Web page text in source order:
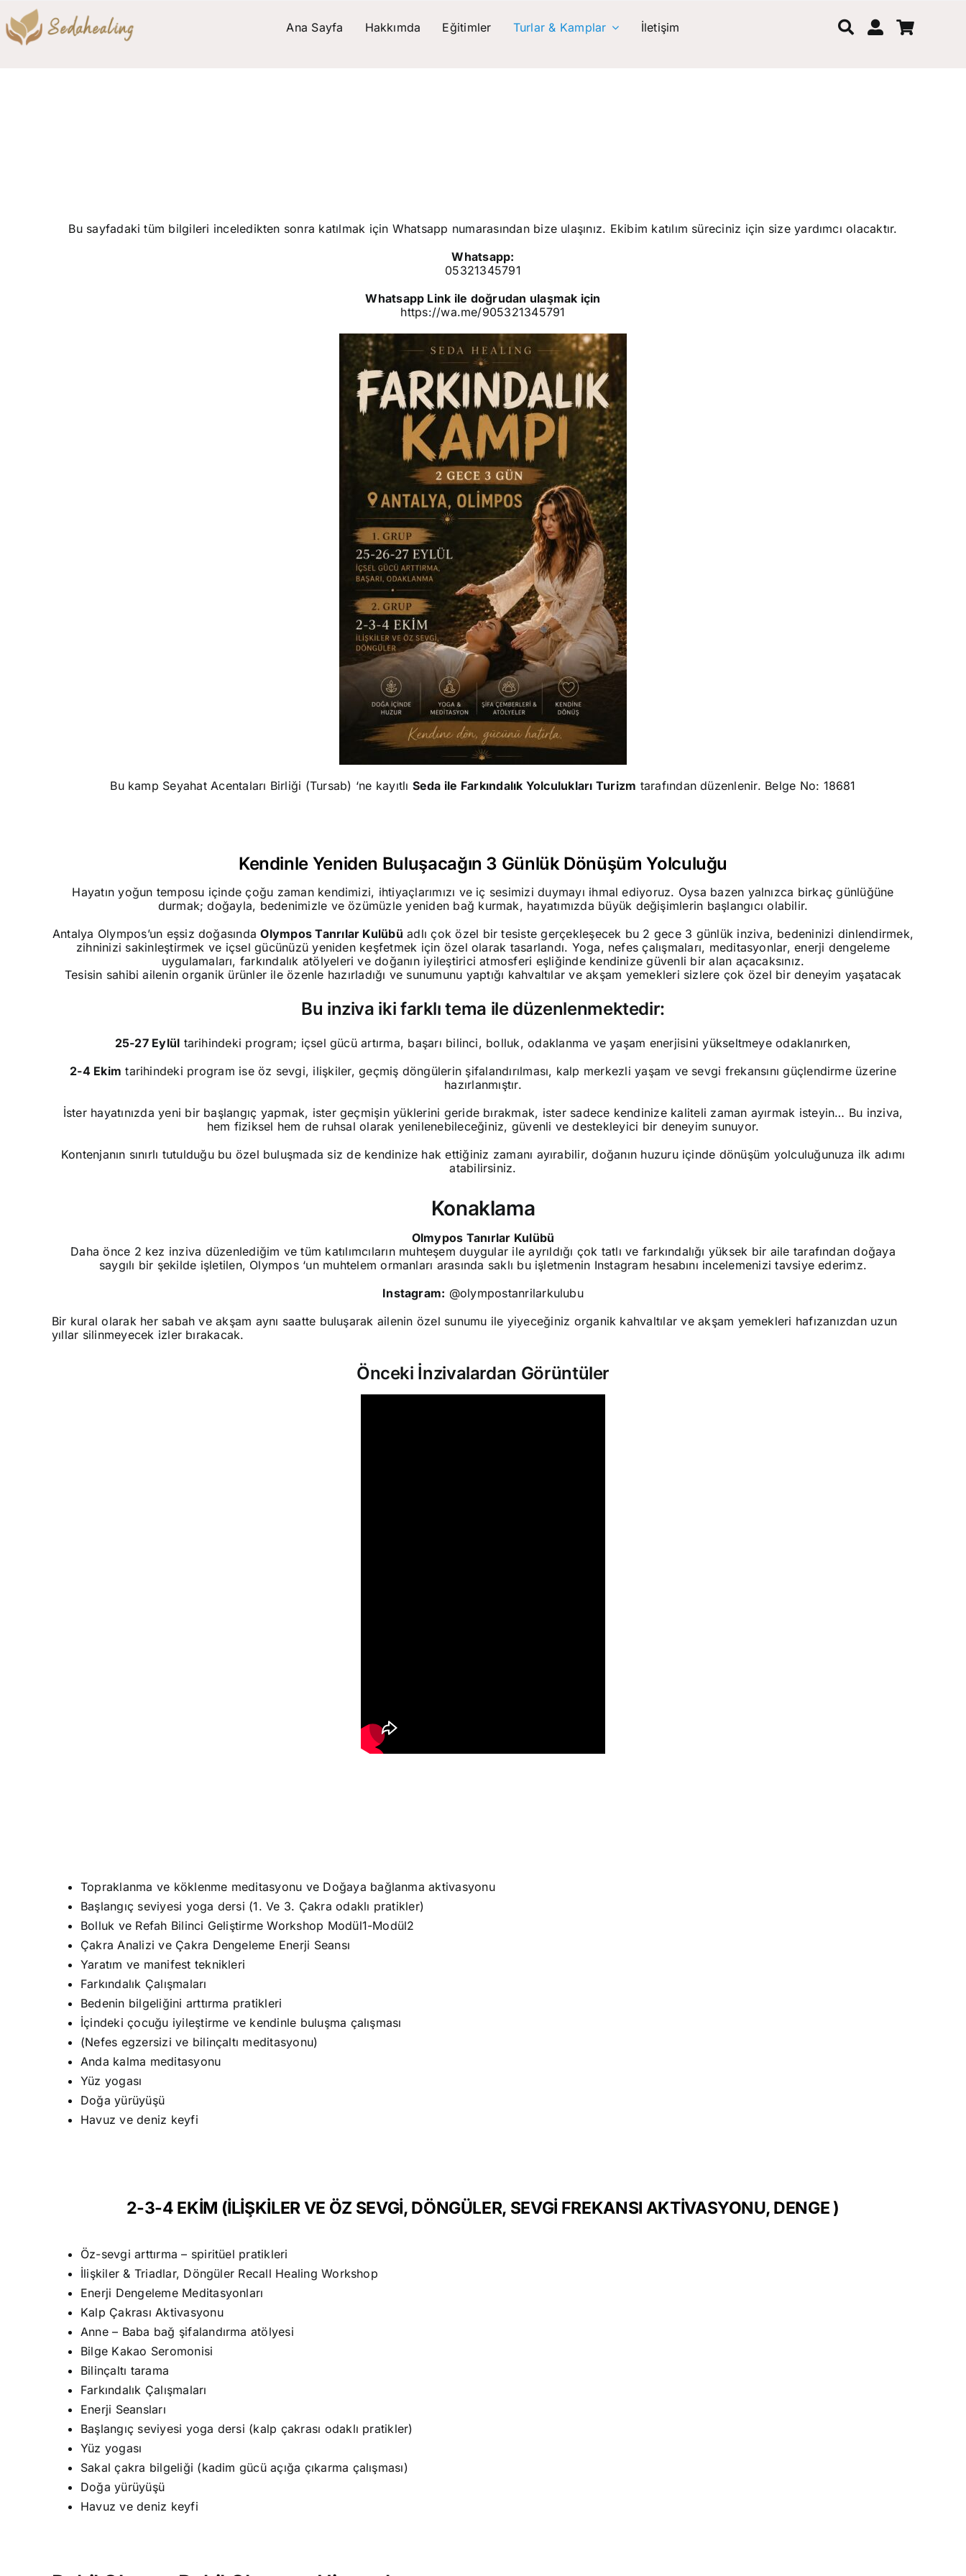
to
content
Ana Sayfa Hakkımda Eğitimler Turlar & Kamplar İletişim
Bu sayfadaki tüm bilgileri inceledikten sonra katılmak için Whatsapp numarasından bize ulaşınız. Ekibim katılım süreciniz için size yardımcı olacaktır.
Whatsapp:
05321345791
Whatsapp Link ile doğrudan ulaşmak için
https://wa.me/905321345791
Bu kamp Seyahat Acentaları Birliği (Tursab) ‘ne kayıtlı Seda ile Farkındalık Yolculukları Turizm tarafından düzenlenir. Belge No: 18681
Kendinle Yeniden Buluşacağın 3 Günlük Dönüşüm Yolculuğu
Hayatın yoğun temposu içinde çoğu zaman kendimizi, ihtiyaçlarımızı ve iç sesimizi duymayı ihmal ediyoruz. Oysa bazen yalnızca birkaç günlüğüne
durmak; doğayla, bedenimizle ve özümüzle yeniden bağ kurmak, hayatımızda büyük değişimlerin başlangıcı olabilir.
Antalya Olympos’un eşsiz doğasındaOlympos Tanrılar Kulübü adlı çok özel bir tesiste gerçekleşecek bu 2 gece 3 günlük inziva, bedeninizi dinlendirmek,
zihninizi sakinleştirmek ve içsel gücünüzü yeniden keşfetmek için özel olarak tasarlandı. Yoga, nefes çalışmaları, meditasyonlar, enerji dengeleme
uygulamaları, farkındalık atölyeleri ve doğanın iyileştirici atmosferi eşliğinde kendinize güvenli bir alan açacaksınız.
Tesisin sahibi ailenin organik ürünler ile özenle hazırladığı ve sunumunu yaptığı kahvaltılar ve akşam yemekleri sizlere çok özel bir deneyim yaşatacak
Bu inziva iki farklı tema ile düzenlenmektedir:
25-27 Eylül tarihindeki program; içsel gücü artırma, başarı bilinci, bolluk, odaklanma ve yaşam enerjisini yükseltmeye odaklanırken,
2-4 Ekim tarihindeki program ise öz sevgi, ilişkiler, geçmiş döngülerin şifalandırılması, kalp merkezli yaşam ve sevgi frekansını güçlendirme üzerine
hazırlanmıştır.
İster hayatınızda yeni bir başlangıç yapmak, ister geçmişin yüklerini geride bırakmak, ister sadece kendinize kaliteli zaman ayırmak isteyin… Bu inziva,
hem fiziksel hem de ruhsal olarak yenilenebileceğiniz, güvenli ve destekleyici bir deneyim sunuyor.
Kontenjanın sınırlı tutulduğu bu özel buluşmada siz de kendinize hak ettiğiniz zamanı ayırabilir, doğanın huzuru içinde dönüşüm yolculuğunuza ilk adımı
atabilirsiniz.
Konaklama
Olmypos Tanırlar Kulübü
Daha önce 2 kez inziva düzenlediğim ve tüm katılımcıların muhteşem duygular ile ayrıldığı çok tatlı ve farkındalığı yüksek bir aile tarafından doğaya
saygılı bir şekilde işletilen, Olympos ‘un muhtelem ormanları arasında saklı bu işletmenin Instagram hesabını incelemenizi tavsiye ederimz.
Instagram: @olympostanrilarkulubu
Bir kural olarak her sabah ve akşam aynı saatte buluşarak ailenin özel sunumu ile yiyeceğiniz organik kahvaltılar ve akşam yemekleri hafızanızdan uzun
yıllar silinmeyecek izler bırakacak.
Önceki İnzivalardan Görüntüler
Topraklanma ve köklenme meditasyonu ve Doğaya bağlanma aktivasyonu
Başlangıç seviyesi yoga dersi (1. Ve 3. Çakra odaklı pratikler)
Bolluk ve Refah Bilinci Geliştirme Workshop Modül1-Modül2
Çakra Analizi ve Çakra Dengeleme Enerji Seansı
Yaratım ve manifest teknikleri
Farkındalık Çalışmaları
Bedenin bilgeliğini arttırma pratikleri
İçindeki çocuğu iyileştirme ve kendinle buluşma çalışması
(Nefes egzersizi ve bilinçaltı meditasyonu)
Anda kalma meditasyonu
Yüz yogası
Doğa yürüyüşü
Havuz ve deniz keyfi
2-3-4 EKİM (İLİŞKİLER VE ÖZ SEVGİ, DÖNGÜLER, SEVGİ FREKANSI AKTİVASYONU, DENGE )
Öz-sevgi arttırma – spiritüel pratikleri
İlişkiler & Triadlar, Döngüler Recall Healing Workshop
Enerji Dengeleme Meditasyonları
Kalp Çakrası Aktivasyonu
Anne – Baba bağ şifalandırma atölyesi
Bilge Kakao Seromonisi
Bilinçaltı tarama
Farkındalık Çalışmaları
Enerji Seansları
Başlangıç seviyesi yoga dersi (kalp çakrası odaklı pratikler)
Yüz yogası
Sakal çakra bilgeliği (kadim gücü açığa çıkarma çalışması)
Doğa yürüyüşü
Havuz ve deniz keyfi